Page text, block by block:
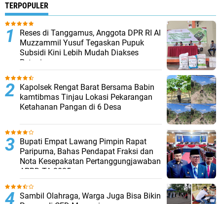
TERPOPULER
Reses di Tanggamus, Anggota DPR RI Al
Muzzammil Yusuf Tegaskan Pupuk
Subsidi Kini Lebih Mudah Diakses
Petani
Kapolsek Rengat Barat Bersama Babin
kamtibmas Tinjau Lokasi Pekarangan
Ketahanan Pangan di 6 Desa
Bupati Empat Lawang Pimpin Rapat
Paripurna, Bahas Pendapat Fraksi dan
Nota Kesepakatan Pertanggungjawaban
APBD TA 2025
Sambil Olahraga, Warga Juga Bisa Bikin